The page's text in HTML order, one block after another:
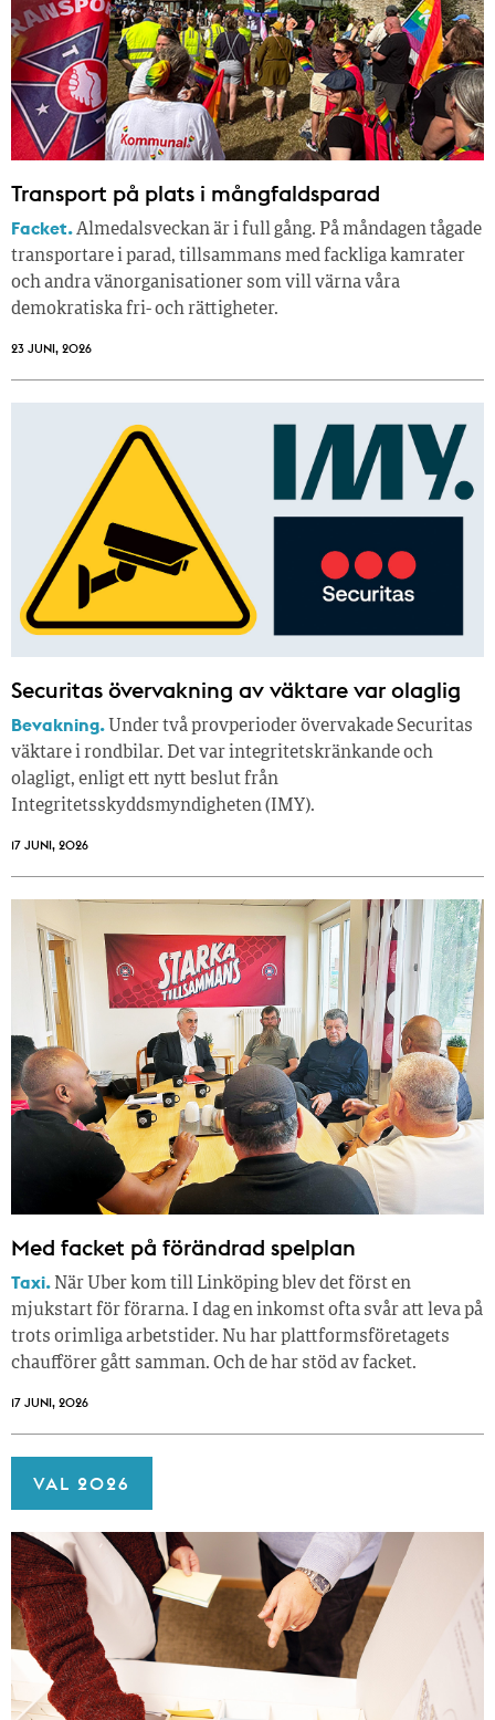
Transport på plats i mångfaldsparad
Facket.Almedalsveckan är i full gång. På måndagen tågade
transportare i parad, tillsammans med fackliga kamrater
och andra vänorganisationer som vill värna våra
demokratiska fri- och rättigheter.
23 JUNI, 2026
Securitas övervakning av väktare var olaglig
Bevakning. Under två provperioder övervakade Securitas
väktare i rondbilar. Det var integritetskränkande och
olagligt, enligt ett nytt beslut från
Integritetsskyddsmyndigheten (IMY).
17 JUNI, 2026
Med facket på förändrad spelplan
Taxi. När Uber kom till Linköping blev det först en
mjukstart för förarna. I dag en inkomst ofta svår att leva på
trots orimliga arbetstider. Nu har plattformsföretagets
chaufförer gått samman. Och de har stöd av facket.
17 JUNI, 2026
VAL 2026